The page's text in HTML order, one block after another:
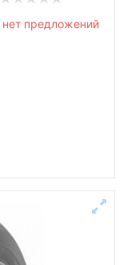
нет предложений